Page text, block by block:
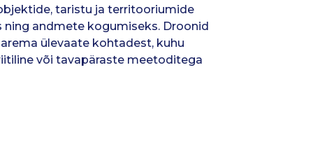
taristu ja territooriumide
andmete kogumiseks. Droonid
ülevaate kohtadest, kuhu
või tavapäraste meetoditega